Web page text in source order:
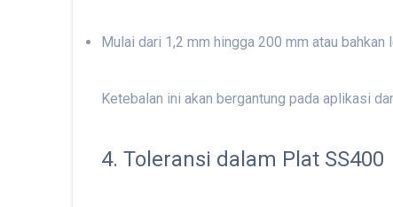
Mulai dari 1,2 mm hingga 200 mm atau bahkan
Ketebalan ini akan bergantung pada aplikasi
4. Toleransi dalam Plat SS400